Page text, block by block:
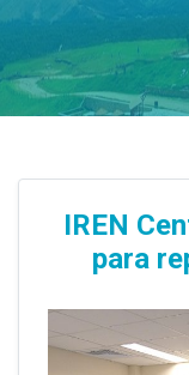
IREN
para